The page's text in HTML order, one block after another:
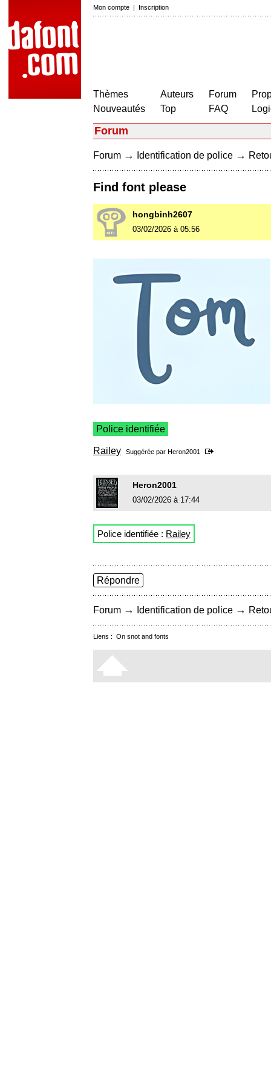
Mon compte | Inscription
Thèmes
Nouveautés
Auteurs
Top
Forum
FAQ
Forum
Forum → Identification de police →
Find font please
hongbinh2607
03/02/2026 à 05:56
Police identifiée
Railey Suggérée par Heron2001
Heron2001
03/02/2026 à 17:44
Police identifiée : Railey
Répondre
Forum → Identification de police →
Liens : On snot and fonts